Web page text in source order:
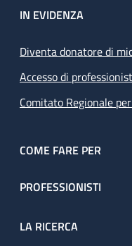
IN EVIDENZA
Diventa donatore di
Accesso di
Comitato Regionale
COME FARE PER
PROFESSIONISTI
LA RICERCA